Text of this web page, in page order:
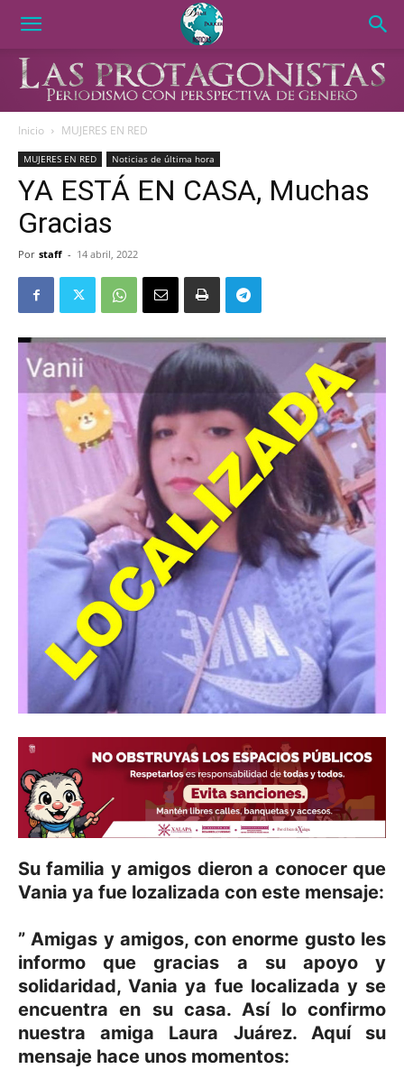
Inicio MUJERES EN RED
MUJERES EN RED Noticias de última hora
YA ESTÁ EN CASA, Muchas
Gracias
Por staff - 14 abril, 2022
Su familia y amigos dieron a conocer que
Vania ya fue lozalizada con este mensaje:
” Amigas y amigos, con enorme gusto les
informo que gracias a su apoyo y
solidaridad, Vania ya fue localizada y se
encuentra en su casa. Así lo confirmo
nuestra amiga Laura Juárez. Aquí su
mensaje hace unos momentos: